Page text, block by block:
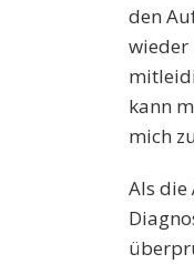
den
wieder
kann
mich
Als die